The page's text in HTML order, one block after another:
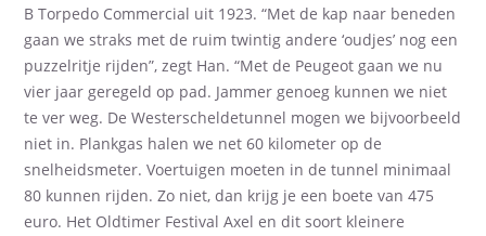
B Torpedo Commercial uit 1923. “Met de kap naar beneden
gaan we straks met de ruim twintig andere ‘oudjes’ nog een
puzzelritje rijden”, zegt Han. “Met de Peugeot gaan we nu
vier jaar geregeld op pad. Jammer genoeg kunnen we niet
te ver weg. De Westerscheldetunnel mogen we bijvoorbeeld
niet in. Plankgas halen we net 60 kilometer op de
snelheidsmeter. Voertuigen moeten in de tunnel minimaal
80 kunnen rijden. Zo niet, dan krijg je een boete van 475
euro. Het Oldtimer Festival Axel en dit soort kleinere